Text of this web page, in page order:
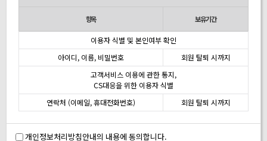
항목 보유기간
이용자 식별 및 본인여부 확인
아이디, 이름, 비밀번호
회원 탈퇴 시까지
고객서비스 이용에 관한 통지,
CS대응을 위한 이용자 식별
연락처 (이메일, 휴대전화번호)
회원 탈퇴 시까지
개인정보처리방침안내의 내용에 동의합니다.